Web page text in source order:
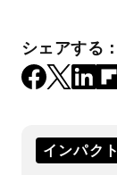
シェアする：
インパクト